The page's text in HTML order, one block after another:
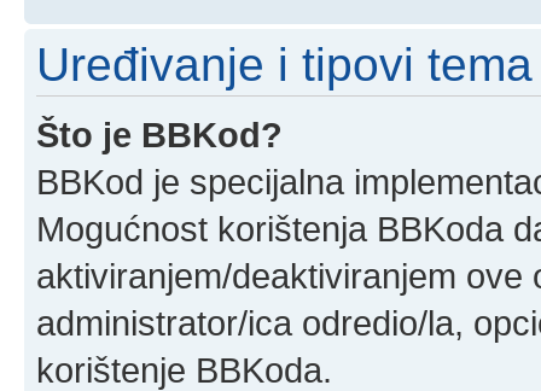
Uređivanje i tipovi tema
Što je BBKod?
BBKod je specijalna
Mogućnost korištenja BBKoda
aktiviranjem/deaktiviranjem
administrator/ica odredio/la,
korištenje BBKoda.